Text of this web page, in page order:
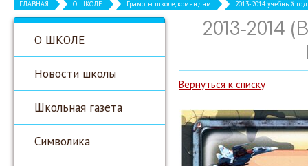
ГЛАВНАЯ О ШКОЛЕ Грамоты школе, командам 2013-2014 учебный год
О ШКОЛЕ
Новости школы
Школьная газета
Символика
2013-
Вернуться к списку